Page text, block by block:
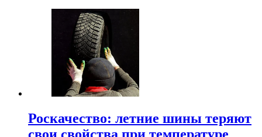
Роскачество: летние шины теряют
свои свойства при температуре